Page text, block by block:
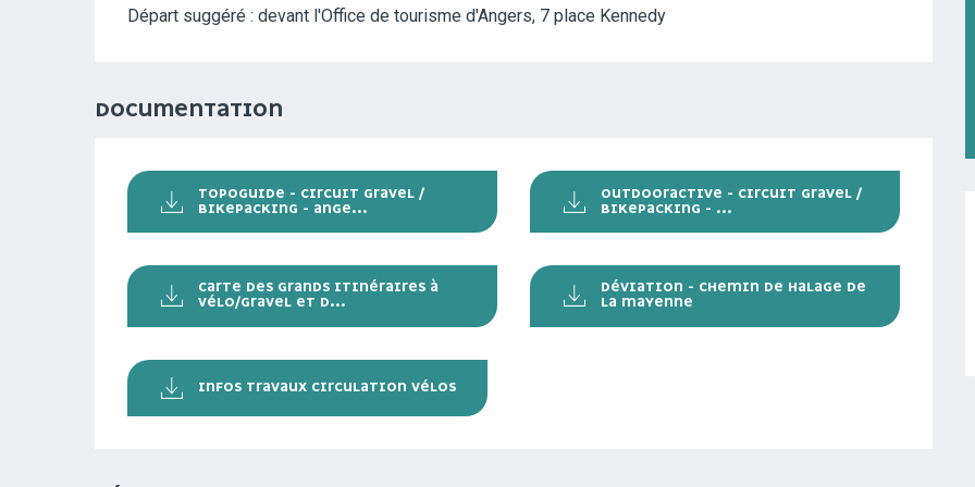
Départ suggéré : devant l'Office de tourisme d'Angers, 7 place Kennedy
DOCUMENTATION
TOPOGUIDE - CIRCUIT GRAVEL /
BIKEPACKING - ANGE...
OUTDOORACTIVE - CIRCUIT GRAVEL /
BIKEPACKING - ...
CARTE DES GRANDS ITINÉRAIRES À
VÉLO/GRAVEL ET D...
DÉVIATION - CHEMIN DE HALAGE DE
LA MAYENNE
INFOS TRAVAUX CIRCULATION VÉLOS